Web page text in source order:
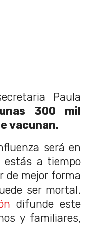
Paula
300 mil
vacunan.
será en
estás a tiempo
de mejor forma
ser mortal.
difunde este
y familiares,